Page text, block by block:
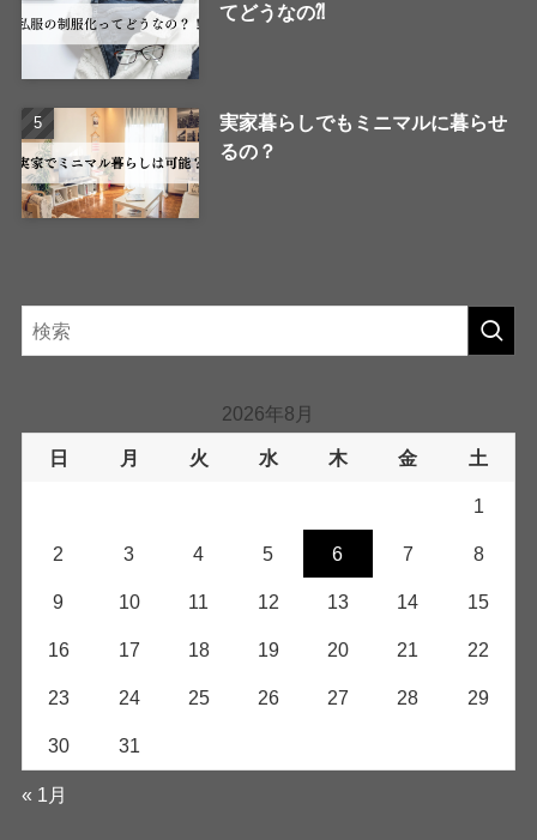
てどうなの⁈
実家暮らしでもミニマルに暮らせ
るの？
2026年8月
日 月 火 水 木 金 土
1
2 3 4 5 6 7 8
9 10 11 12 13 14 15
16 17 18 19 20 21 22
23 24 25 26 27 28 29
30 31
« 1月